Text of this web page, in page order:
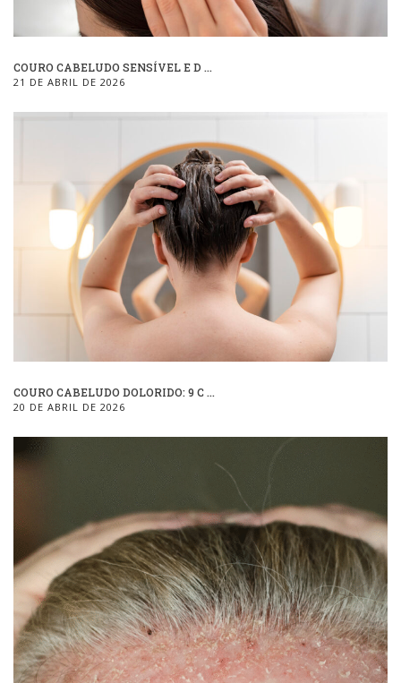
COURO CABELUDO SENSÍVEL E D ...
21 DE ABRIL DE 2026
COURO CABELUDO DOLORIDO: 9 C ...
20 DE ABRIL DE 2026